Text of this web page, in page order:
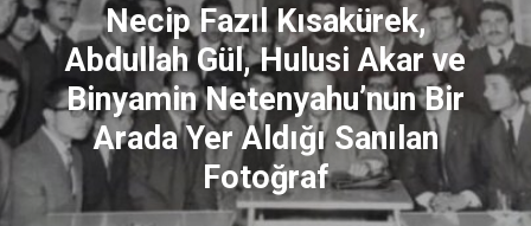
Necip Fazıl Kısakürek,
Abdullah Gül, Hulusi Akar ve
Binyamin Netenyahu’nun Bir
Arada Yer Aldığı Sanılan
Fotoğraf